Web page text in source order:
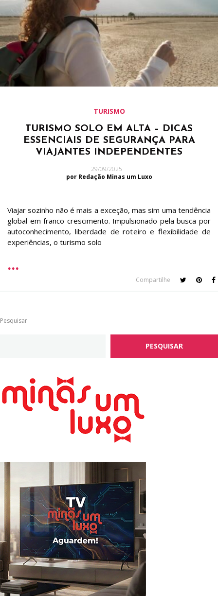
TURISMO
TURISMO SOLO EM ALTA – DICAS
ESSENCIAIS DE SEGURANÇA PARA
VIAJANTES INDEPENDENTES
29/09/2025
por Redação Minas um Luxo
Viajar sozinho não é mais a exceção, mas sim uma tendência
global em franco crescimento. Impulsionado pela busca por
autoconhecimento, liberdade de roteiro e flexibilidade de
experiências, o turismo solo
Compartilhe
Pesquisar
PESQUISAR